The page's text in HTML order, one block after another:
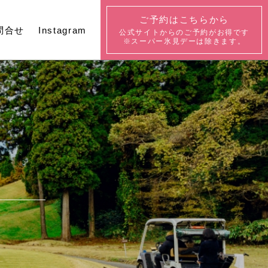
合せ Instagram
ご予約はこちらから
公式サイトからの ご予約がお得です
※スーパー氷見デーは除きます。